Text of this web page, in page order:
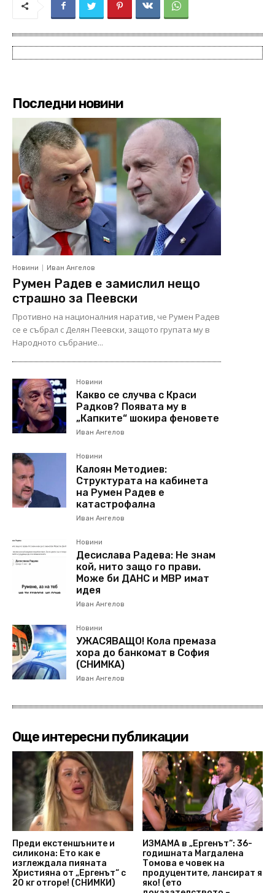
Последни новини
Новини Иван Ангелов
Румен Радев е замислил нещо
страшно за Пеевски
Противно на националния наратив, че Румен Радев
се е събрал с Делян Пеевски, защото групата му в
Народното събрание...
Новини
Какво се случва с Краси
Радков? Появата му в
„Капките“ шокира феновете
Иван Ангелов
Новини
Калоян Методиев:
Структурата на кабинета
на Румен Радев е
катастрофална
Иван Ангелов
Новини
Десислава Радева: Не знам
кой, нито защо го прави.
Може би ДАНС и МВР имат
идея
Иван Ангелов
Новини
УЖАСЯВАЩО! Кола премаза
хора до банкомат в София
(СНИМКА)
Иван Ангелов
Още интересни публикации
Преди екстеншъните и
силикона: Ето как е
изглеждала пияната
Християна от „Ергенът“ с
20 кг отгоре! (СНИМКИ)
ИЗМАМА в „Ергенът“: 36-
годишната Магдалена
Томова е човек на
продуцентите, лансират я
яко! (ето